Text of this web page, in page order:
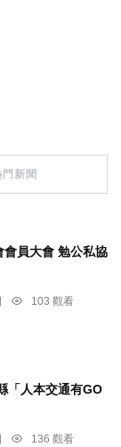
門新聞
員大會 勉公私協
103 觀看
「人本交通有GO
136 觀看